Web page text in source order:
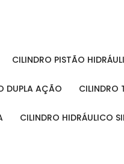
CILINDRO PISTÃO
DUPLA AÇÃO
CILINDRO HIDRÁULICO